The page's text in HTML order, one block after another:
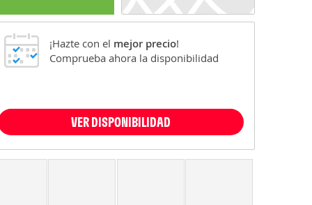
¡Hazte con el mejor precio!
Comprueba ahora la disponibilidad
VER DISPONIBILIDAD